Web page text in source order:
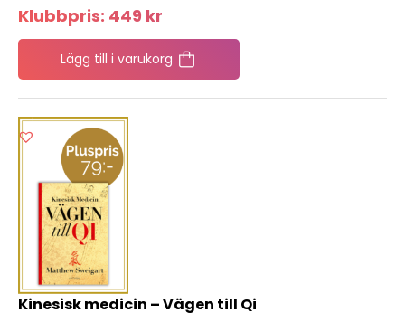
Klubbpris: 449 kr
Lägg till i varukorg
Kinesisk medicin – Vägen till Qi